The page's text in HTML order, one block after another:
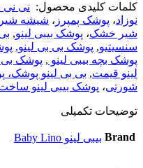
کلمات کلیدی محصول: نی
نوزاد، پوشک پمپرز ، شیشه
شیر خشک، پوشک بیبی لینو,
سنسیتیو, پوشک بی بی لینو,
پوشک بچه بیبی لینو , پوشک بی
لینو قیمت, بی بی لینو پوشک،
شورتی، پوشک بیبی لینو
توضیحات تکمیلی
Brand بیبی لینو Baby Lino